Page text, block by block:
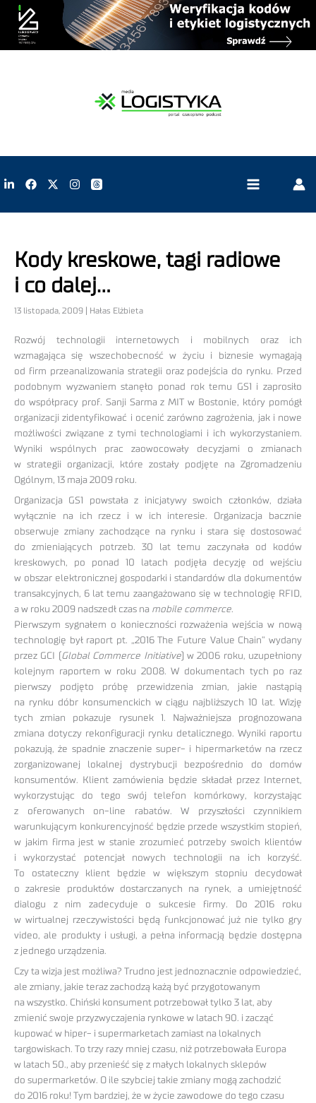
Kody kreskowe, tagi radiowe
i co dalej…
13 listopada, 2009 | Hałas Elżbieta
Rozwój technologii internetowych i mobilnych oraz ich
wzmagająca się wszechobecność w życiu i biznesie wymagają
od firm przeanalizowania strategii oraz podejścia do rynku. Przed
podobnym wyzwaniem stanęło ponad rok temu GS1 i zaprosiło
do współpracy prof. Sanji Sarma z MIT w Bostonie, który pomógł
organizacji zidentyfikować i ocenić zarówno zagrożenia, jak i nowe
możliwości związane z tymi technologiami i ich wykorzystaniem.
Wyniki wspólnych prac zaowocowały decyzjami o zmianach
w strategii organizacji, które zostały podjęte na Zgromadzeniu
Ogólnym, 13 maja 2009 roku.
Organizacja GS1 powstała z inicjatywy swoich członków, działa
wyłącznie na ich rzecz i w ich interesie. Organizacja bacznie
obserwuje zmiany zachodzące na rynku i stara się dostosować
do zmieniających potrzeb. 30 lat temu zaczynała od kodów
kreskowych, po ponad 10 latach podjęła decyzję od wejściu
w obszar elektronicznej gospodarki i standardów dla dokumentów
transakcyjnych, 6 lat temu zaangażowano się w technologię RFID,
a w roku 2009 nadszedł czas na mobile commerce.
Pierwszym sygnałem o konieczności rozważenia wejścia w nową
technologię był raport pt. „2016 The Future Value Chain” wydany
przez GCI ( Global Commerce Initiative) w 2006 roku, uzupełniony
kolejnym raportem w roku 2008. W dokumentach tych po raz
pierwszy podjęto próbę przewidzenia zmian, jakie nastąpią
na rynku dóbr konsumenckich w ciągu najbliższych 10 lat. Wizję
tych zmian pokazuje rysunek 1. Najważniejsza prognozowana
zmiana dotyczy rekonfiguracji rynku detalicznego. Wyniki raportu
pokazują, że spadnie znaczenie super- i hipermarketów na rzecz
zorganizowanej lokalnej dystrybucji bezpośrednio do domów
konsumentów. Klient zamówienia będzie składał przez Internet,
wykorzystując do tego swój telefon komórkowy, korzystając
z oferowanych on-line rabatów. W przyszłości czynnikiem
warunkującym konkurencyjność będzie przede wszystkim stopień,
w jakim firma jest w stanie zrozumieć potrzeby swoich klientów
i wykorzystać potencjał nowych technologii na ich korzyść.
To ostateczny klient będzie w większym stopniu decydował
o zakresie produktów dostarczanych na rynek, a umiejętność
dialogu z nim zadecyduje o sukcesie firmy. Do 2016 roku
w wirtualnej rzeczywistości będą funkcjonować już nie tylko gry
video, ale produkty i usługi, a pełna informacją będzie dostępna
z jednego urządzenia.
Czy ta wizja jest możliwa? Trudno jest jednoznacznie odpowiedzieć,
ale zmiany, jakie teraz zachodzą każą być przygotowanym
na wszystko. Chiński konsument potrzebował tylko 3 lat, aby
zmienić swoje przyzwyczajenia rynkowe w latach 90. i zacząć
kupować w hiper- i supermarketach zamiast na lokalnych
targowiskach. To trzy razy mniej czasu, niż potrzebowała Europa
w latach 50., aby przenieść się z małych lokalnych sklepów
do supermarketów. O ile szybciej takie zmiany mogą zachodzić
do 2016 roku! Tym bardziej, że w życie zawodowe do tego czasu